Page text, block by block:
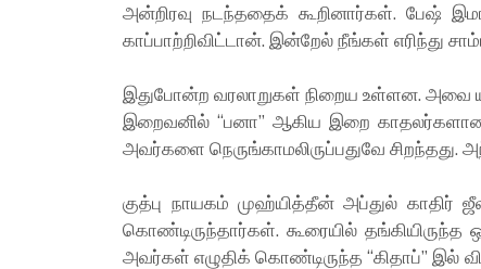
அன்றிரவு நடந்ததைக் கூறினார்கள். பேஷ்
காப்பாற்றிவிட்டான். இன்றேல் நீங்கள் எரிந்து
இதுபோன்ற வரலாறுகள் நிறைய உள்ளன. அவை
இறைவனில் “பனா” ஆகிய இறை
அவர்களை நெருங்காமலிருப்பதுவே சிறந்தது.
குத்பு நாயகம் முஹ்யித்தீன் அப்துல் காதிர்
கொண்டிருந்தார்கள். கூரையில் தங்கியிருந்த
அவர்கள் எழுதிக் கொண்டிருந்த “கிதாப்” இல்